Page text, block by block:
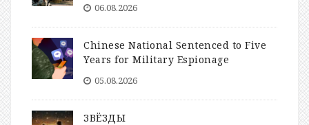
06.08.2026
Chinese National Sentenced to Five
Years for Military Espionage
05.08.2026
ЗВЁЗДЫ